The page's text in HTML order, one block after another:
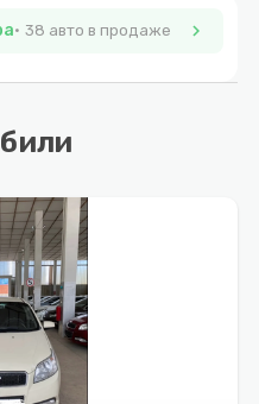
38 авто в продаже chevron_right